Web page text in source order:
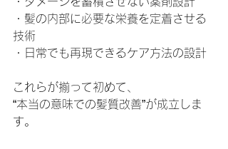
・髪の内部に必要な栄養を定着させる
技術
・日常でも再現できるケア方法の設計
これらが揃って初めて、
“本当の意味での髪質改善”が成立しま
す。